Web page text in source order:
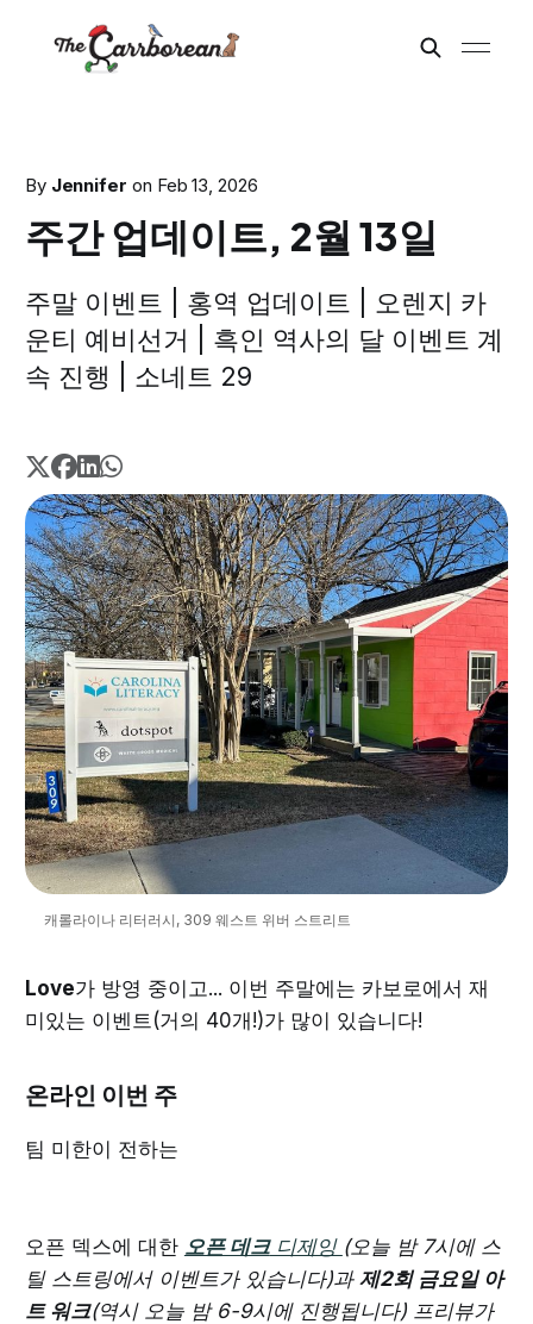
By Jennifer on Feb 13, 2026
주간 업데이트, 2월 13일
주말 이벤트 | 홍역 업데이트 | 오렌지 카
운티 예비선거 | 흑인 역사의 달 이벤트 계
속 진행 | 소네트 29
캐롤라이나 리터러시, 309 웨스트 위버 스트리트
Love가 방영 중이고... 이번 주말에는 카보로에서 재
미있는 이벤트(거의 40개!)가 많이 있습니다!
온라인 이번 주
팀 미한이 전하는
오픈 덱스에 대한 오픈 데크디제잉 (오늘 밤 7시에 스
틸 스트링에서 이벤트가 있습니다)과 제2회 금요일 아
트 워크(역시 오늘 밤 6-9시에 진행됩니다) 프리뷰가